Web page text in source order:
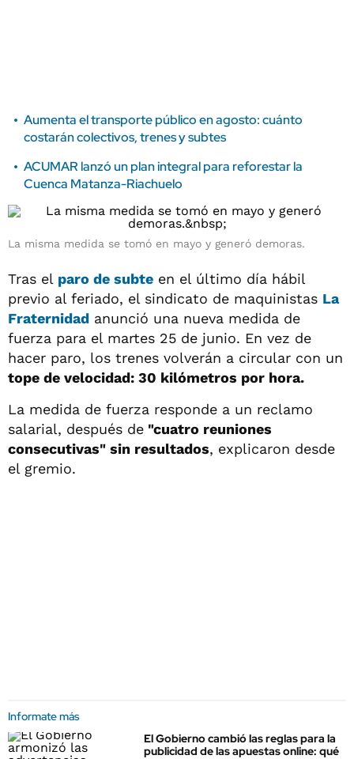
Aumenta el transporte público en agosto: cuánto
costarán colectivos, trenes y subtes
ACUMAR lanzó un plan integral para reforestar la
Cuenca Matanza-Riachuelo
La misma medida se tomó en mayo y generó demoras.
Tras el paro de subte en el último día hábil
previo al feriado, el sindicato de maquinistas La
Fraternidad anunció una nueva medida de
fuerza para el martes 25 de junio. En vez de
hacer paro, los trenes volverán a circular con un
tope de velocidad: 30 kilómetros por hora.
La medida de fuerza responde a un reclamo
salarial, después de "cuatro reuniones
consecutivas" sin resultados, explicaron desde
el gremio.
Informate más
El Gobierno cambió las reglas para la
publicidad de las apuestas online: qué